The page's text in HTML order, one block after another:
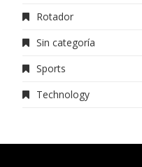
Rotador
Sin categoría
Sports
Technology